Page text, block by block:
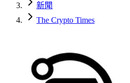
新聞
The Crypto Times